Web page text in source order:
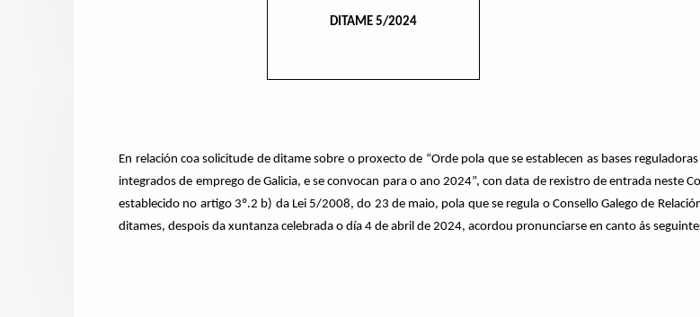
DITAME 5/2024
En relación coa solicitude de ditame sobre o proxecto de “Orde pola que se establecen as bases
integrados de emprego de Galicia, e se convocan para o ano 2024”, con data de rexistro de entrada neste
establecido no artigo 3º.2 b) da Lei 5/2008, do 23 de maio, pola que se regula o Consello Galego de
ditames, despois da xuntanza celebrada o día 4 de abril de 2024, acordou pronunciarse en canto ás